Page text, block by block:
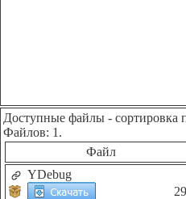
Доступные файлы - сортировка
Файлов: 1.
Файл
YDebug